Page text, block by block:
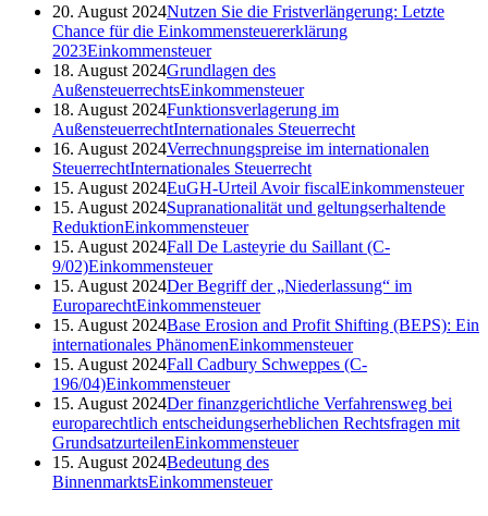
20. August 2024Nutzen Sie die Fristverlängerung: Letzte
Chance für die Einkommensteuererklärung
2023Einkommensteuer
18. August 2024Grundlagen des
AußensteuerrechtsEinkommensteuer
18. August 2024Funktionsverlagerung im
AußensteuerrechtInternationales Steuerrecht
16. August 2024Verrechnungspreise im internationalen
SteuerrechtInternationales Steuerrecht
15. August 2024EuGH-Urteil Avoir fiscalEinkommensteuer
15. August 2024Supranationalität und geltungserhaltende
ReduktionEinkommensteuer
15. August 2024Fall De Lasteyrie du Saillant (C-
9/02)Einkommensteuer
15. August 2024Der Begriff der „Niederlassung“ im
EuroparechtEinkommensteuer
15. August 2024Base Erosion and Profit Shifting (BEPS): Ein
internationales PhänomenEinkommensteuer
15. August 2024Fall Cadbury Schweppes (C-
196/04)Einkommensteuer
15. August 2024Der finanzgerichtliche Verfahrensweg bei
europarechtlich entscheidungserheblichen Rechtsfragen mit
GrundsatzurteilenEinkommensteuer
15. August 2024Bedeutung des
BinnenmarktsEinkommensteuer